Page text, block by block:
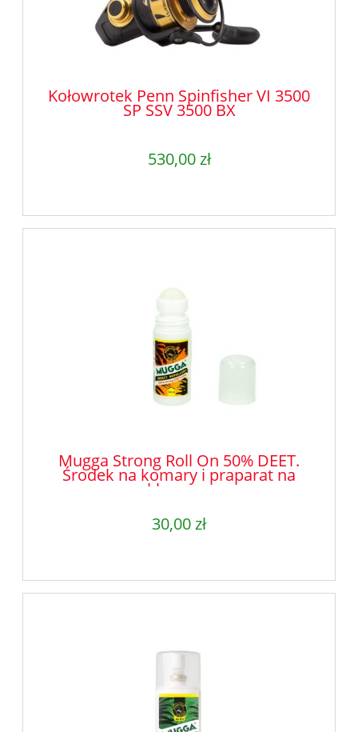
Kołowrotek Penn Spinfisher VI 3500
SP SSV 3500 BX
530,00 zł
Mugga Strong Roll On 50% DEET.
Środek na komary i praparat na
kleszcze.
30,00 zł